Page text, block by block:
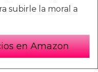
subirle la moral a
en Amazon